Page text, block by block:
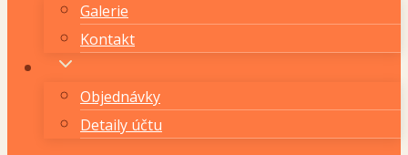
Galerie
Kontakt
Objednávky
Detaily účtu